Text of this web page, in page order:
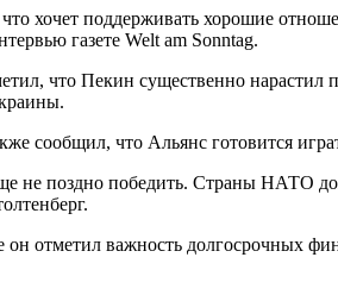
хочет поддерживать хорошие
газете Welt am Sonntag.
что Пекин существенно нарастил
сообщил, что Альянс готовится
не поздно победить. Страны НАТО
он отметил важность долгосрочных